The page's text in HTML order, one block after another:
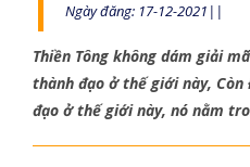
Ngày đăng: 17-12-2021||
Thiền Tông không dám giải
thành đạo ở thế giới này,
đạo ở thế giới này, nó nằm